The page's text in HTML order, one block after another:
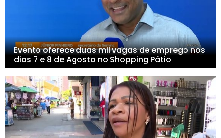
Evento oferece duas mil vagas de emprego nos
dias 7 e 8 de Agosto no Shopping Pátio